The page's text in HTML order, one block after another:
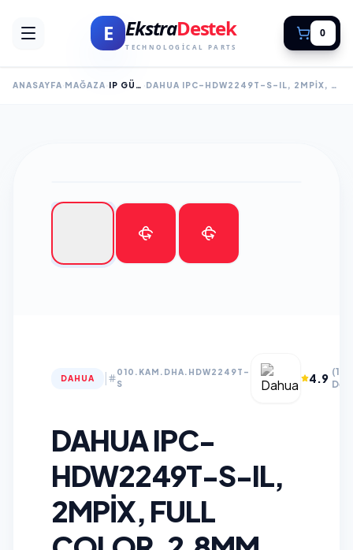
E EkstraDestek
TECHNOLOGICAL PARTS
0
ANASAYFA MAĞAZA IP GÜVENLİK KAMERALARI DAHUA IPC-HDW2249T-S-IL, 2MPIX, FULL COLOR, 2,8MM LENS, H265+, 30MT GECE GÖRÜŞÜ, IP67, DAHILI MIKROFON, POE DOME IP KAMERA
DAHUA
010.KAM.DHA.HDW2249T-
S
4.9
DAHUA IPC-
HDW2249T-S-IL,
2MPIX, FULL